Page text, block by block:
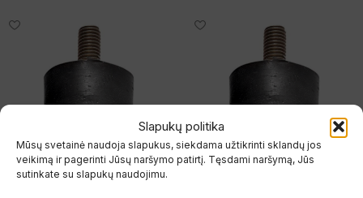
Slapukų politika
Mūsų svetainė naudoja slapukus, siekdama užtikrinti sklandų jos
veikimą ir pagerinti Jūsų naršymo patirtį. Tęsdami naršymą, Jūs
sutinkate su slapukų naudojimu.